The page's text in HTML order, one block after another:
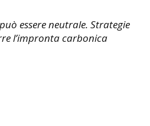
essere neutrale. Strategie
l’impronta carbonica